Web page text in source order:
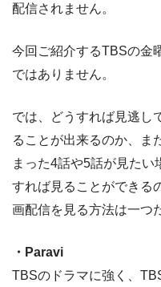
配信されません。
今回ご紹介するTBSの金
ではありません。
では、どうすれば見逃し
ることが出来るのか、ま
まった4話や5話が見たい
すれば見ることができる
画配信を見る方法は一つ
・Paravi
TBSのドラマに強く、